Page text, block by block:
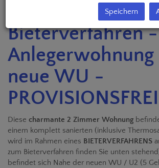
4,16% Rendite -
Bieterverfahren -
Anlegerwohnung
neue WU -
Diese charmante 2 Zimmer Wohnung
einem komplett sanierten (inklusive
wird im Rahmen eines BIETERVERFAHRENS
zum Bieterverfahren finden Sie unten
befindet sich Nahe der neuen WU / U2 (5
Speichern